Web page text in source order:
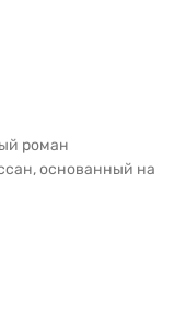
роман
основанный на